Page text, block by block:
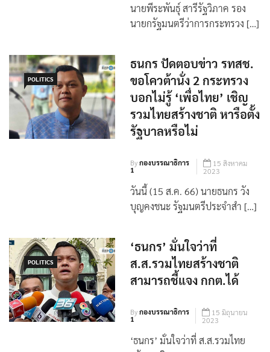
Byกอง
บรรณาธิการ 1
3 พฤศจิกายน
2023
นายพีระพันธุ์ สารีรัฐวิภาค รอง
POLITICS
ธนกร ปัดตอบข่าว รทสช.
ขอโควต้านั่ง 2 กระทรวง
บอกไม่รู้ ‘เพื่อไทย’ เชิญ
รวมไทยสร้างชาติ หารือตั้ง
รัฐบาลหรือไม่
Byกองบรรณาธิการ
1
15 สิงหาคม
2023
วันนี้ (15 ส.ค. 66) นายธนกร วัง
POLITICS
‘ธนกร’ มั่นใจว่าที่
ส.ส.รวมไทยสร้างชาติ
สามารถชี้แจง กกต.ได้
Byกองบรรณาธิการ
1
15 มิถุนายน
2023